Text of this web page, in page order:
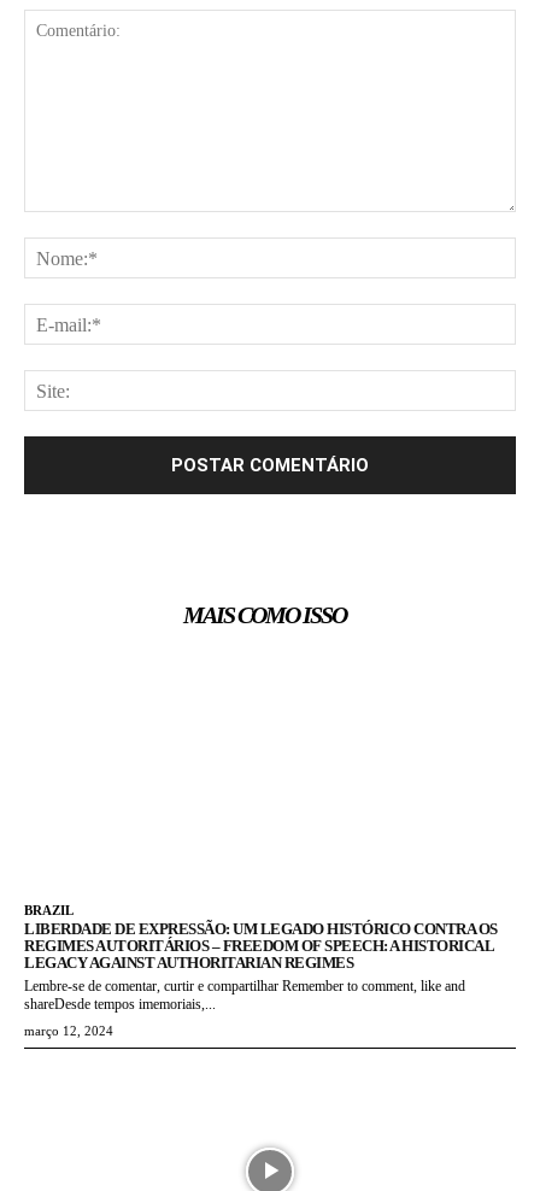
MAIS COMO ISSO
BRAZIL
LIBERDADE DE EXPRESSÃO: UM LEGADO HISTÓRICO CONTRA OS
REGIMES AUTORITÁRIOS – FREEDOM OF SPEECH: A HISTORICAL
LEGACY AGAINST AUTHORITARIAN REGIMES
Lembre-se de comentar, curtir e compartilhar Remember to comment, like and
shareDesde tempos imemoriais,...
março 12, 2024